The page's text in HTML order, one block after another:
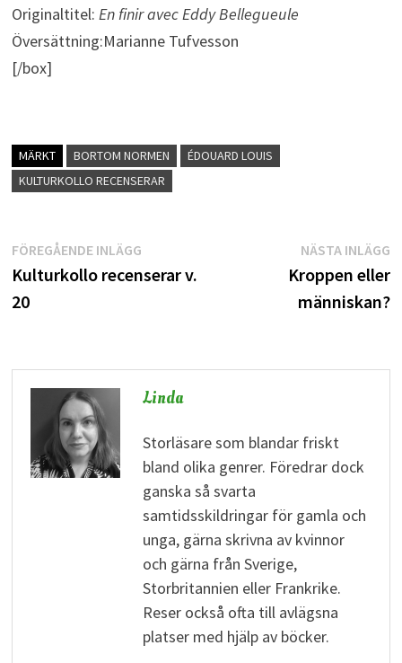
Originaltitel: En finir avec Eddy Bellegueule
Översättning:Marianne Tufvesson
[/box]
MÄRKT BORTOM NORMEN
ÉDOUARD LOUIS
KULTURKOLLO RECENSERAR
Inläggsnavigering
FÖREGÅENDE INLÄGGFöregående
inlägg:
Kulturkollo recenserar v.
20
NÄSTA INLÄGG
Kroppen eller
människan?
Linda
Storläsare som blandar friskt
bland olika genrer. Föredrar dock
ganska så svarta
samtidsskildringar för gamla och
unga, gärna skrivna av kvinnor
och gärna från Sverige,
Storbritannien eller Frankrike.
Reser också ofta till avlägsna
platser med hjälp av böcker.